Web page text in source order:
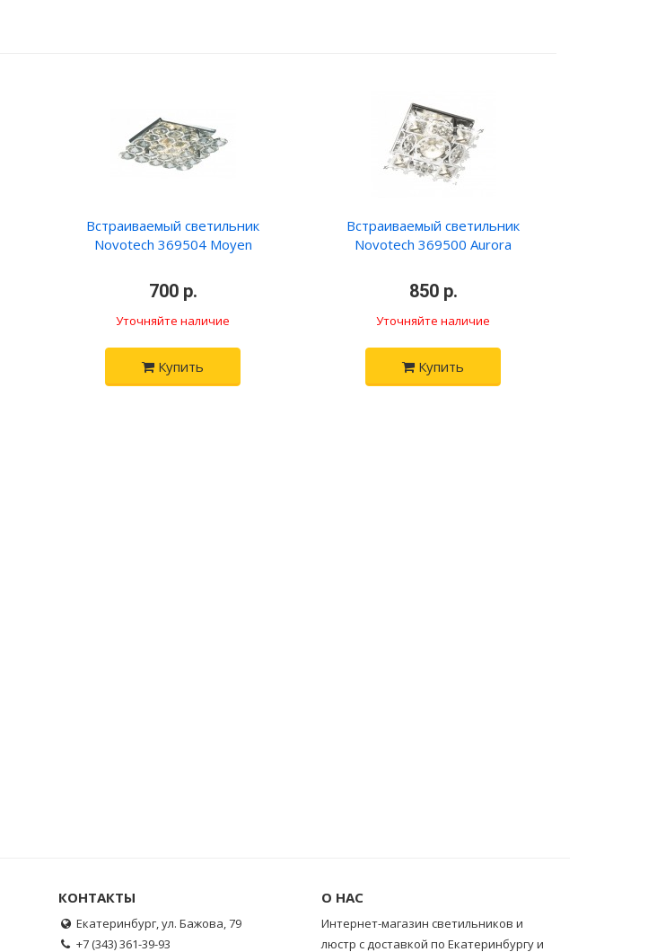
Встраиваемый светильник
Novotech 369504 Moyen
700 р.
Уточняйте наличие
Купить
Встраиваемый светильник
Novotech 369500 Aurora
850 р.
Уточняйте наличие
Купить
КОНТАКТЫ
Екатеринбург, ул. Бажова, 79
+7 (343) 361-39-93
О НАС
Интернет-магазин светильников и
люстр с доставкой по Екатеринбургу и